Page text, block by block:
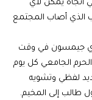
اتجاه يمكن لأي
الذي أصاب المجتمع
جيمسون في وقت
الجامعي كل يوم
لفظي وتشويه
طالب إلى المخيم.